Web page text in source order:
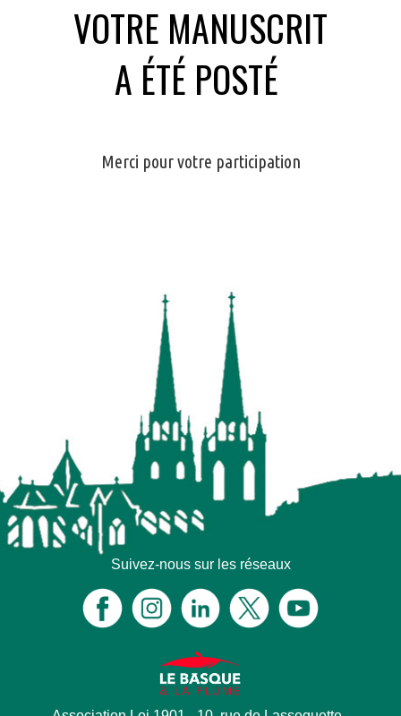
VOTRE MANUSCRIT
A ÉTÉ POSTÉ
Merci pour votre participation
Suivez-nous sur les réseaux